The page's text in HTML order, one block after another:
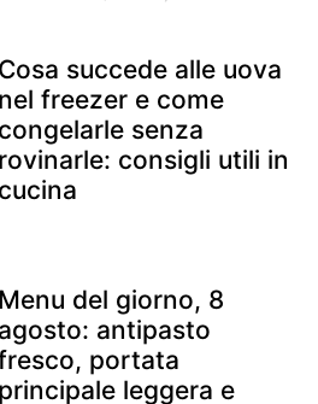
Cosa succede alle uova
nel freezer e come
congelarle senza
rovinarle: consigli utili in
cucina
Menu del giorno, 8
agosto: antipasto
portata
principale leggera e